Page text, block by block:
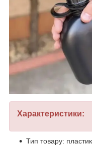
Характеристики:
Тип товару: